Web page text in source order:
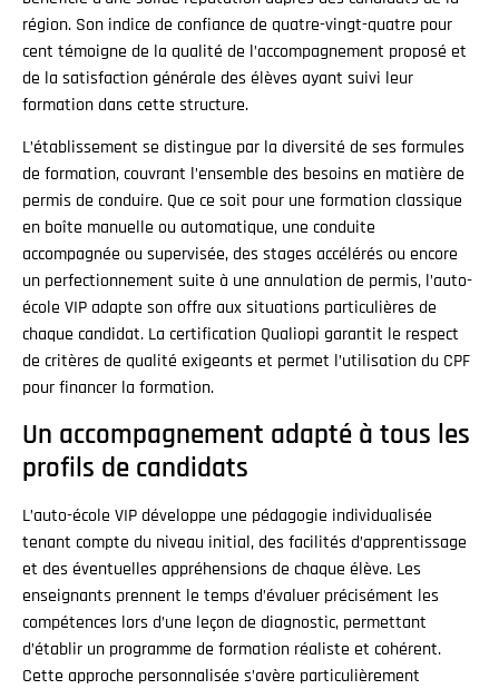
région. Son indice de confiance de quatre-vingt-quatre pour
cent témoigne de la qualité de l’accompagnement proposé et
de la satisfaction générale des élèves ayant suivi leur
formation dans cette structure.
L’établissement se distingue par la diversité de ses formules
de formation, couvrant l’ensemble des besoins en matière de
permis de conduire. Que ce soit pour une formation classique
en boîte manuelle ou automatique, une conduite
accompagnée ou supervisée, des stages accélérés ou encore
un perfectionnement suite à une annulation de permis, l’auto-
école VIP adapte son offre aux situations particulières de
chaque candidat. La certification Qualiopi garantit le respect
de critères de qualité exigeants et permet l’utilisation du CPF
pour financer la formation.
Un accompagnement adapté à tous les
profils de candidats
L’auto-école VIP développe une pédagogie individualisée
tenant compte du niveau initial, des facilités d’apprentissage
et des éventuelles appréhensions de chaque élève. Les
enseignants prennent le temps d’évaluer précisément les
compétences lors d’une leçon de diagnostic, permettant
d’établir un programme de formation réaliste et cohérent.
Cette approche personnalisée s’avère particulièrement